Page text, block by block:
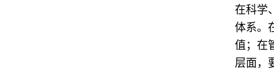
在科学
体系。
值；在
层面，